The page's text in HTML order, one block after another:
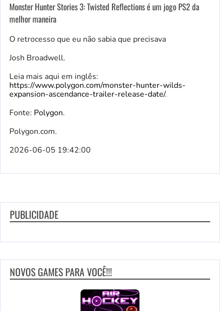
Monster Hunter Stories 3: Twisted Reflections é um jogo PS2 da
melhor maneira
O retrocesso que eu não sabia que precisava
Josh Broadwell.
Leia mais aqui em inglês:
https://www.polygon.com/monster-hunter-wilds-
expansion-ascendance-trailer-release-date/.
Fonte: Polygon.
Polygon.com.
2026-06-05 19:42:00
PUBLICIDADE
NOVOS GAMES PARA VOCÊ!!!